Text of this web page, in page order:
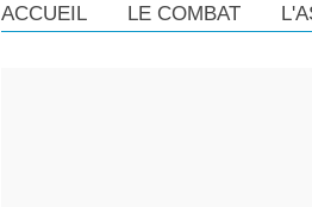
ACCUEIL LE COMBAT